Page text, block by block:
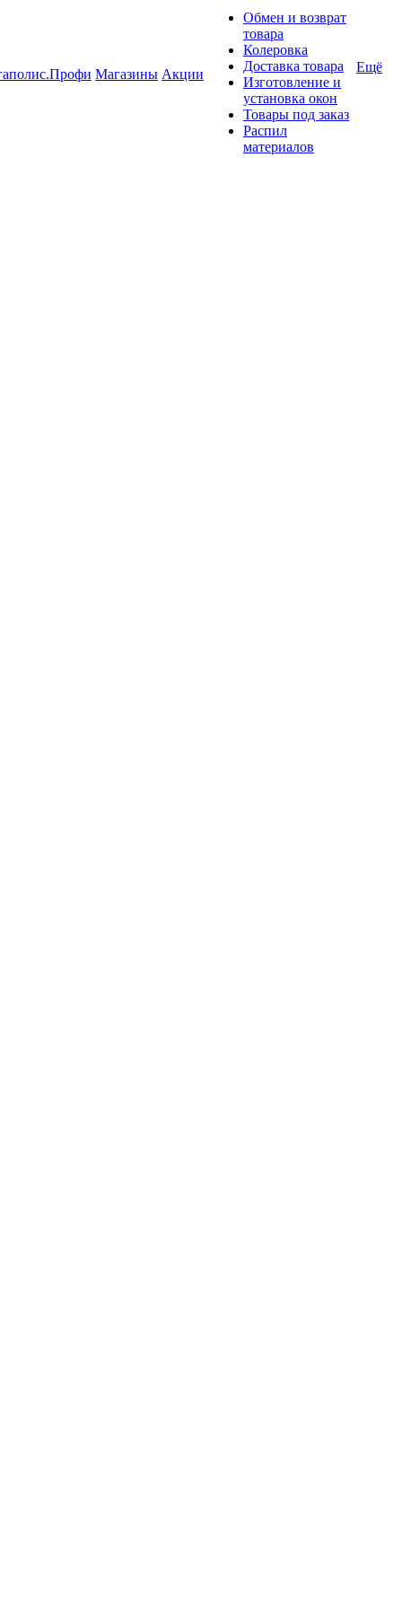
Магазины Акции
Обмен и возврат
товара
Колеровка
Доставка товара
Изготовление и
установка окон
Товары под заказ
Распил
материалов
Ещё